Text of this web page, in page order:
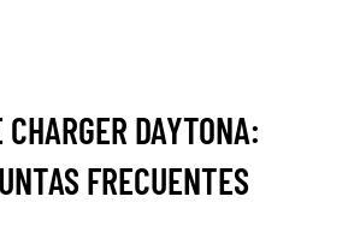
CHARGER DAYTONA:
FRECUENTES